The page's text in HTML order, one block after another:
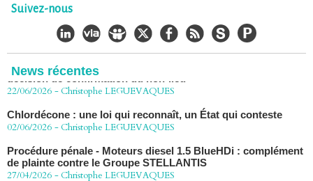
Suivez-nous
News récentes
vers la Cour de cassation
CHLORDÉCONE Déclaration de Me Christophe
LÈGUEVAQUES (CLE), avocat de parties civiles, après la
décision de confirmation du non-lieu
22/06/2026 -Christophe LEGUEVAQUES
02/06/2026 -Christophe LEGUEVAQUES
de plainte contre le Groupe STELLANTIS
27/04/2026 -Christophe LEGUEVAQUES